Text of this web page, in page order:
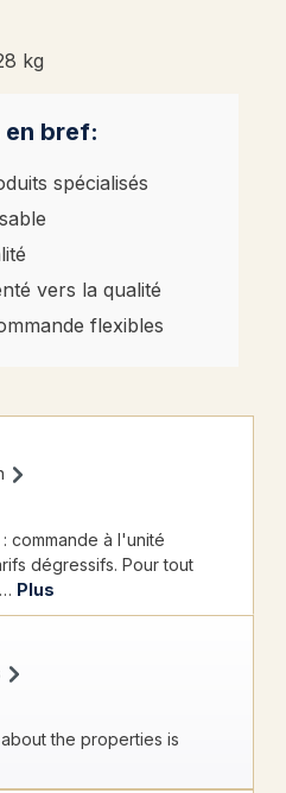
kg
en bref:
spécialisés
vers la qualité
flexibles
commande à l'unité
dégressifs. Pour tout
Plus
the properties is